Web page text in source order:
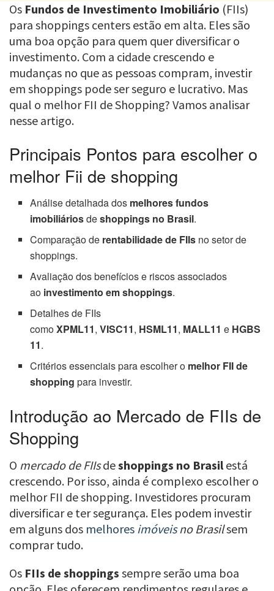
Os Fundos de Investimento Imobiliário (FIIs)
para shoppings centers estão em alta. Eles são
uma boa opção para quem quer diversificar o
investimento. Com a cidade crescendo e
mudanças no que as pessoas compram, investir
em shoppings pode ser seguro e lucrativo. Mas
qual o melhor FII de Shopping? Vamos analisar
nesse artigo.
Principais Pontos para escolher o
melhor Fii de shopping
Análise detalhada dos melhores fundos
imobiliáriosdeshoppings no Brasil.
Comparação de rentabilidade de FIIs no setor de
shoppings.
Avaliação dos benefícios e riscos associados
ao investimento em shoppings.
Detalhes de FIIs
comoXPML11,VISC11, HSML11, MALL11 e HGBS
11.
Critérios essenciais para escolher o melhor FII de
shopping para investir.
Introdução ao Mercado de FIIs de
Shopping
O mercado de FIIsdeshoppings no Brasil está
crescendo. Por isso, ainda é complexo escolher o
melhor FII de shopping. Investidores procuram
diversificar e ter segurança. Eles podem investir
em alguns dos melhores imóveisno Brasilsem
comprar tudo.
Os FIIs de shoppings sempre serão uma boa